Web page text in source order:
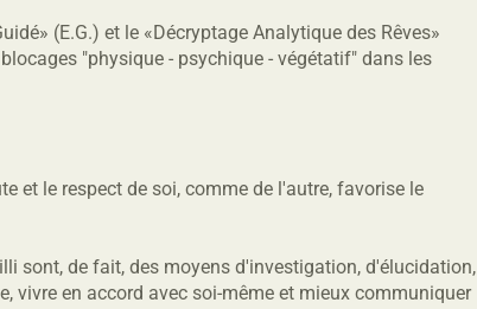
(E.G.) et le «Décryptage Analytique des Rêves»
"physique - psychique - végétatif" dans les
et le respect de soi, comme de l'autre, favorise le
sont, de fait, des moyens d'investigation, d'élucidation,
vivre en accord avec soi-même et mieux communiquer